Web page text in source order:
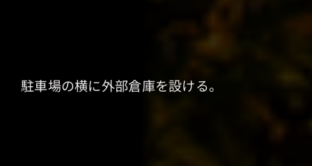
駐車場の横に外部倉庫を設ける。